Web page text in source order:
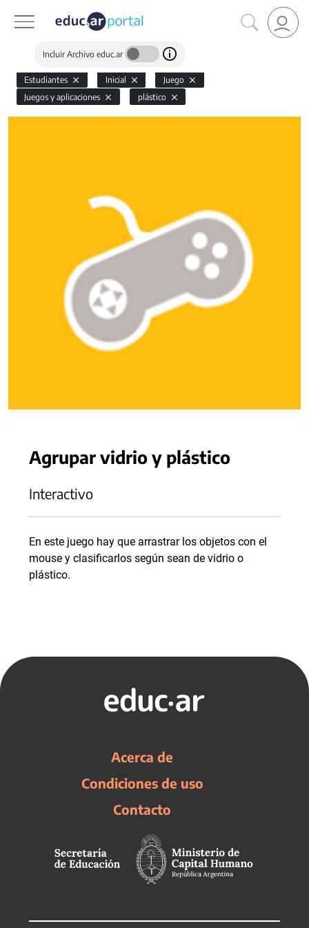
Incluir Archivo educ.ar
Estudiantes Inicial
Juego
Juegos y aplicaciones
plástico
Agrupar vidrio y plástico
Interactivo
En este juego hay que arrastrar los objetos con el
mouse y clasificarlos según sean de vidrio o
plástico.
Acerca de
Condiciones de uso
Contacto